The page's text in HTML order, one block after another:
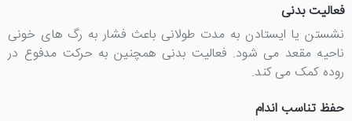
فعالیت بدنی
نشستن یا ایستادن به مدت طولانی باعث فشار به رگ های خونی
ناحیه مقعد می شود. فعالیت بدنی همچنین به حرکت مدفوع در
روده کمک می کند.
حفظ تناسب اندام